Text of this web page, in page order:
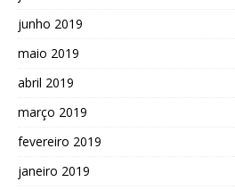
junho 2019
maio 2019
abril 2019
março 2019
fevereiro 2019
janeiro 2019